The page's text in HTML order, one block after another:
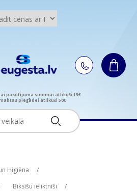
pasūtījuma summai atlikuši 15€
piegādei atlikuši 50€
Higiēna
/
Biksīšu ieliktnīši
/